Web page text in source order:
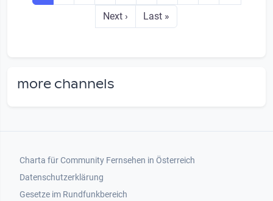
Next page
Next › Last page
Last »
more channels
Footer 1
Charta für Community Fernsehen in Österreich
Datenschutzerklärung
Gesetze im Rundfunkbereich